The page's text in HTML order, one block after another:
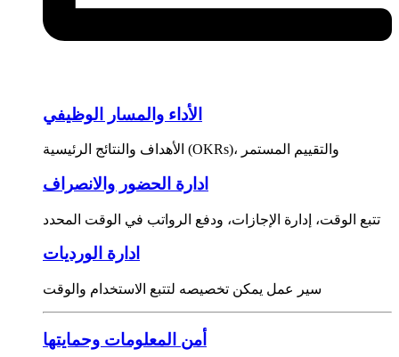
الأداء والمسار الوظيفي
الأهداف والنتائج الرئيسية (OKRs)، والتقييم المستمر
ادارة الحضور والانصراف
تتبع الوقت، إدارة الإجازات، ودفع الرواتب في الوقت المحدد
ادارة الورديات
سير عمل يمكن تخصيصه لتتبع الاستخدام والوقت
أمن المعلومات وحمايتها